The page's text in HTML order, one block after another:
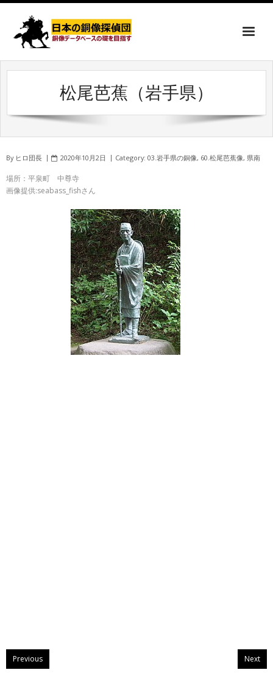
松尾芭蕉（岩手県）
By ヒロ団長 2020年10月2日 Category: 03.岩手県の銅像, 60.松尾芭蕉像, 県南
場所：平泉町 中尊寺
画像提供:seabass_fishさん
Previous Next